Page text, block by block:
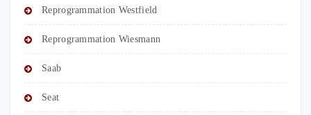
Reprogrammation Westfield
Reprogrammation Wiesmann
Saab
Seat